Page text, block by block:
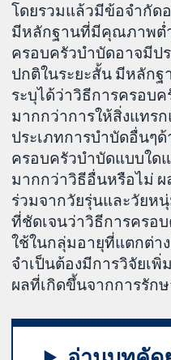
โดยรวมแล้วมีข้อจำกัด
มีหลักฐานที่มีคุณภาพต่
ครอบครัวบำบัดอาจมีป
ปกติในระยะสั้น มีหลักฐ
ระบุได้ว่าวิธีการครอบ
มากกว่าการให้สิ่งแทร
ประเภทการบำบัดอื่นๆ
ครอบครัวบำบัดแบบใด
มากกว่าวิธีอื่นหรือไม่
ร่วมจากวัยรุ่นและวัยห
ที่ชัดเจนว่าวิธีการครอ
ใช้ในกลุ่มอายุที่แตกต่าง
จำเป็นต้องมีการวิจัยเพิ่
ผลที่เกิดขึ้นจากการรักษ